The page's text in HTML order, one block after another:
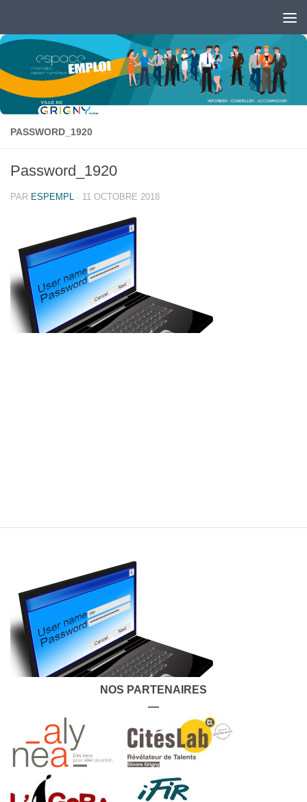
Ouvrir la barre d’outils
PASSWORD_1920
Password_1920
PAR ESPEMPL · 11 OCTOBRE 2018
NOS PARTENAIRES
—